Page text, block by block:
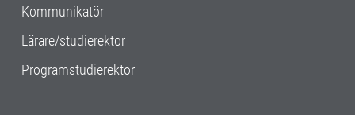
Kommunikatör
Lärare/studierektor
Programstudierektor